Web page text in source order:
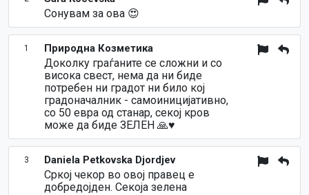
Сонувам за ова 😍
1 Природна Козметика
Доколку граѓаните се сложни и со
висока свест, нема да ни биде
потребен ни градот ни било кој
градоначалник - самоиницијативно,
со 50 евра од станар, секој кров
може да биде ЗЕЛЕН 🙏♥️
3 Daniela Petkovska Djordjev
Сркој чекор во овој правец е
добредојден. Секоја зелена